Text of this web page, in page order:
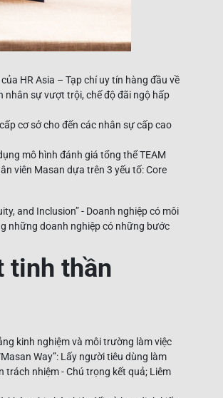
HR Asia – Tạp chí uy tín hàng đầu về
nhân sự vượt trội, chế độ đãi ngộ hấp
cơ sở cho đến các nhân sự cấp cao
mô hình đánh giá tổng thể TEAM
viên Masan dựa trên 3 yếu tố: Core
and Inclusion” - Doanh nghiệp có môi
những doanh nghiệp có những bước
tinh thần
kinh nghiệm và môi trường làm việc
Way”: Lấy người tiêu dùng làm
nhiệm - Chú trọng kết quả; Liêm